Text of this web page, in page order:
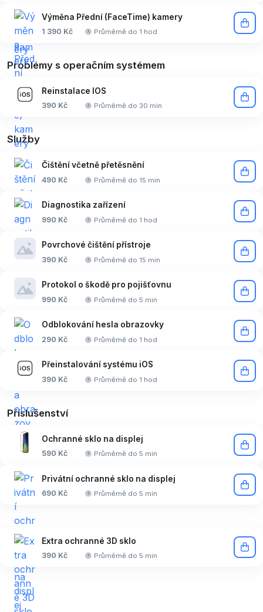
Výměna Přední (FaceTime) kamery
1 390 Kč Průměrně do 1 hod
Problémy s operačním systémem
Reinstalace IOS
390 Kč Průměrně do 30 min
Služby
Čištění včetně přetěsnění
490 Kč Průměrně do 15 min
Diagnostika zařízení
990 Kč Průměrně do 1 hod
Povrchové čištění přístroje
390 Kč Průměrně do 15 min
Protokol o škodě pro pojišťovnu
990 Kč Průměrně do 5 min
Odblokování hesla obrazovky
290 Kč Průměrně do 1 hod
Přeinstalování systému iOS
390 Kč Průměrně do 1 hod
Příslušenství
Ochranné sklo na displej
590 Kč Průměrně do 5 min
Privátní ochranné sklo na displej
690 Kč Průměrně do 5 min
Extra ochranné 3D sklo
390 Kč Průměrně do 5 min